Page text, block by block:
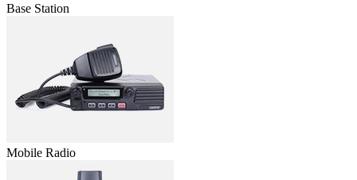
Base Station
Mobile Radio